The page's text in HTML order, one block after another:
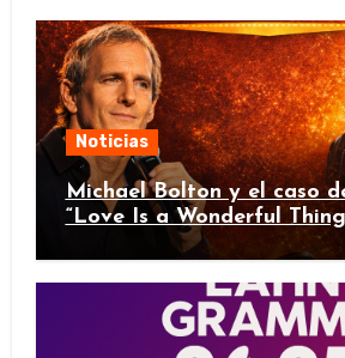
Noticias
Michael Bolton y el caso
“Love Is a Wonderful